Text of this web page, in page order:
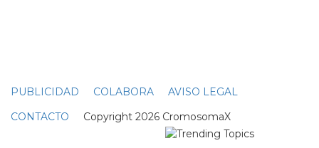
PUBLICIDAD COLABORA
AVISO LEGAL
CONTACTO Copyright 2026 CromosomaX